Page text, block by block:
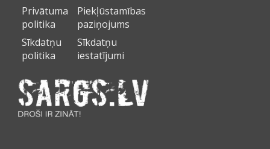
Privātuma
politika
Piekļūstamības
paziņojums
Sīkdatņu
politika
Sīkdatņu
iestatījumi